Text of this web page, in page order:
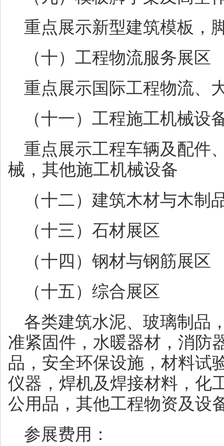
重点展示新型建筑模板，
（十）工程物流服务展区
重点展示国际工程物流、
（十一）工程施工机械设
重点展示工程车辆及配件
械，其他施工机械设备
（十二）建筑木材与木制
（十三）石材展区
（十四）钢材与钢筋展区
（十五）综合展区
各类建筑水泥、玻璃制品
准紧固件，水暖器材，消防
品，安全环保设施，材料试
仪器，焊机及焊接材料，化
公用品，其他工程物资及设
参展费用：